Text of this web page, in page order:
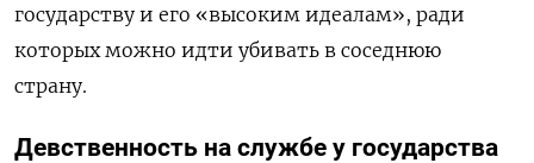
государству и его «высоким идеалам», ради
которых можно идти убивать в соседнюю
страну.
Девственность на службе у государства